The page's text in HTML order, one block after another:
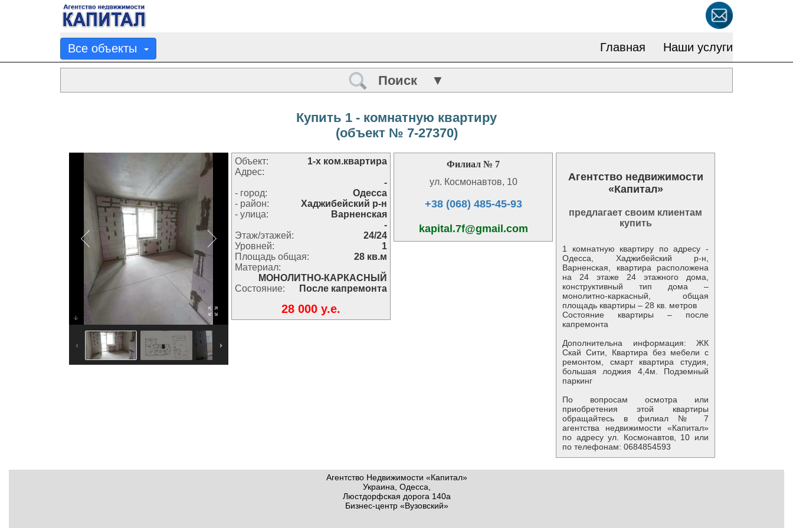
Все объекты Главная Наши услуги
Поиск ▼
Купить 1 - комнатную квартиру
(объект № 7-27370)
Объект:
1-х ком.квартира
Адрес:
-
- город:
Одесса
- район:
Хаджибейский р-н
- улица:
Варненская
-
Этаж/этажей:
24/24
Уровней:
1
Площадь общая:
28 кв.м
Материал:
МОНОЛИТНО-КАРКАСНЫЙ
Состояние:
После капремонта
28 000 y.e.
Филиал № 7
ул. Космонавтов, 10
+38 (068) 485-45-93
kapital.7f@gmail.com
Агентство недвижимости
«Капитал»
предлагает своим клиентам
купить
1 комнатную квартиру по адресу -
Одесса, Хаджибейский р-н,
Варненская, квартира расположена
на 24 этаже 24 этажного дома,
конструктивный тип дома –
монолитно-каркасный, общая
площадь квартиры – 28 кв. метров
Состояние квартиры – после
капремонта
Дополнительна информация: ЖК
Скай Сити, Квартира без мебели с
ремонтом, смарт квартира студия,
большая лоджия 4,4м. Подземный
паркинг
По вопросам осмотра или
приобретения этой квартиры
обращайтесь в филиал № 7
агентства недвижимости «Капитал»
по адресу ул. Космонавтов, 10 или
по телефонам: 0684854593
Агентство Недвижимости «Капитал»
Украина, Одесса,
Люстдорфская дорога 140а
Бизнес-центр «Вузовский»